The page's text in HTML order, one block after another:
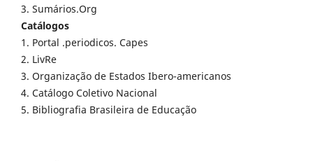
3. Sumários.Org
Catálogos
1. Portal .periodicos. Capes
2. LivRe
3. Organização de Estados Ibero-americanos
4. Catálogo Coletivo Nacional
5. Bibliografia Brasileira de Educação